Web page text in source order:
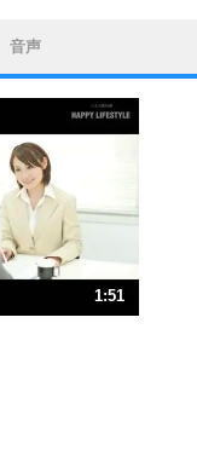
ない。
、他人を見ない。
になれない原因は、行
になる30の方法
音声
1:51